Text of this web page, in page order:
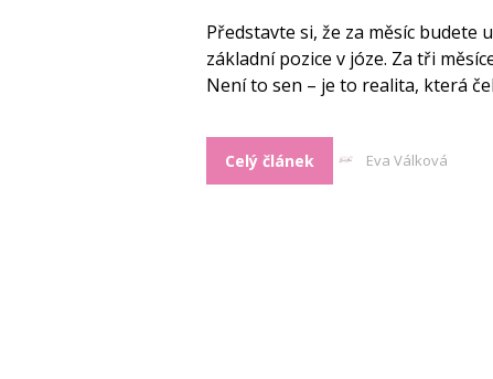
Představte si, že za měsíc budete
základní pozice v józe. Za tři
Není to sen – je to realita, která
Celý článek Eva Válková